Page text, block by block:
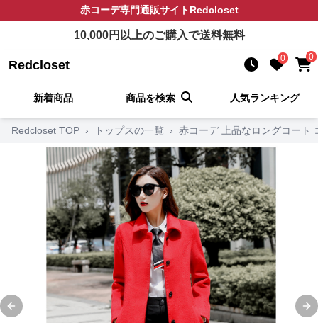
赤コーデ専門通販サイトRedcloset
10,000円以上のご購入で送料無料
Redcloset 0 0
新着商品 商品を検索 人気ランキング
Redcloset TOP › トップスの一覧 › 赤コーデ 上品なロングコート
Previous slide